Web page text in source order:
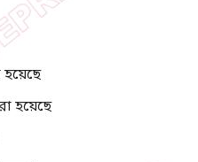
হয়েছে